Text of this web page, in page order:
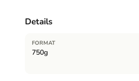
Details
FORMAT
750g